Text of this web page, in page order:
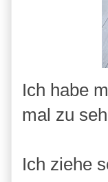
Ich habe
mal zu
Ich ziehe